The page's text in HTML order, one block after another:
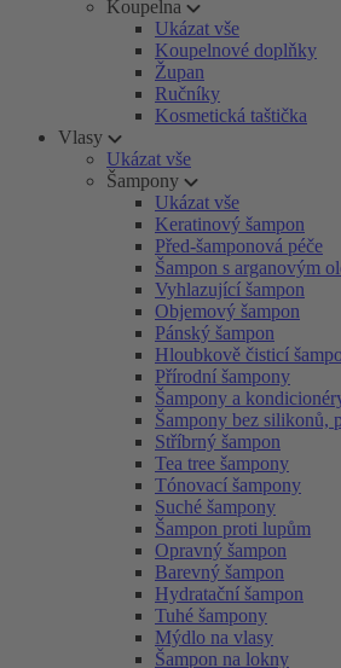
Koupelna
Ukázat vše
Koupelnové doplňky
Župan
Ručníky
Kosmetická taštička
Vlasy
Ukázat vše
Šampony
Ukázat vše
Keratinový šampon
Před-šamponová péče
Šampon s arganovým
Vyhlazující šampon
Objemový šampon
Pánský šampon
Hloubkově čisticí
Přírodní šampony
Šampony a
Šampony bez silikonů,
Stříbrný šampon
Tea tree šampony
Tónovací šampony
Suché šampony
Šampon proti lupům
Opravný šampon
Barevný šampon
Hydratační šampon
Tuhé šampony
Mýdlo na vlasy
Šampon na lokny